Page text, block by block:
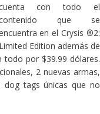
con todo el
que se
en el Crysis ®2:
Limited Edition además de
todo por $39.99 dólares.
2 nuevas armas,
dog tags únicas que no